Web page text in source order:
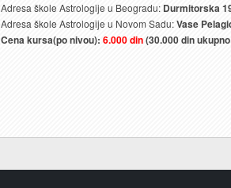
Adresa škole Astrologije u Beogradu: Durmitorska
Adresa škole Astrologije u Novom Sadu:Vase
Cena kursa(po nivou): 6.000 din(30.000 din